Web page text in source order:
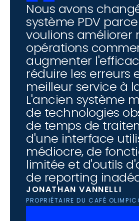
Nous avons
système PDV
voulions améliorer
opérations
augmenter
réduire les erreurs
meilleur service à
L'ancien système
de technologies
de temps de
d'une interface
médiocre, de
limitée et d'outils
de reporting
JONATHAN VANNELLI
PROPRIÉTAIRE DU CAFÉ